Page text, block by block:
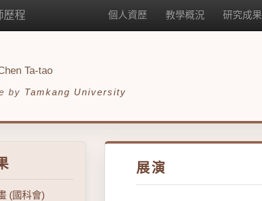
歷程 個人資歷 教學概況 研究成果
Ta-tao
by Tamkang University
(國科會)
展演